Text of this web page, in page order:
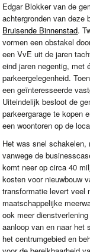
Edgar Blokker van de
achtergronden van deze
Bruisende Binnenstad.
vormen een obstakel
een VvE uit de jaren
eind jaren negentig, met
parkeergelegenheid.
een geïnteresseerde
Uiteindelijk besloot de
parkeergarage te kopen
een woontoren op de
Het was snel schakelen,
vanwege de
komt neer op circa 40
kosten voor nieuwbouw
transformatie levert veel
maatschappelijke
ook meer
aanloop van en naar het
het centrumgebied en